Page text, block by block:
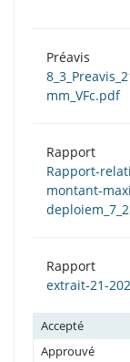
Préavis
mm_VFc.pdf
Rapport
Rapport-
montant-
Rapport
extrait-21-
Accepté
Approuvé